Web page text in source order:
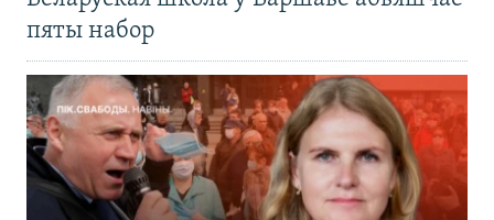
пяты набор